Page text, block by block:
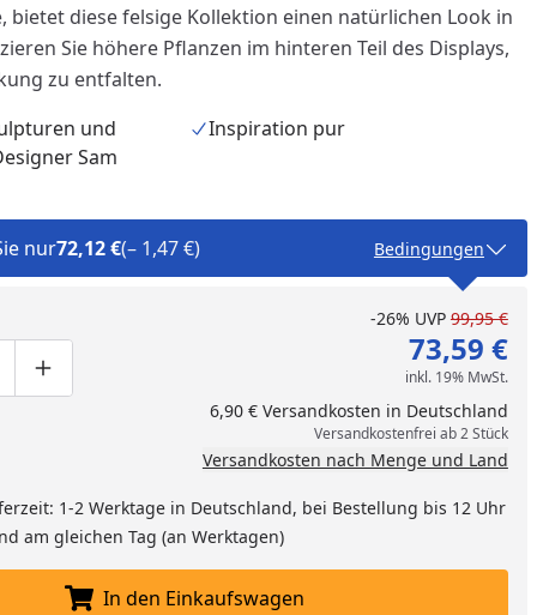
bietet diese felsige Kollektion einen natürlichen Look in
Sie höhere Pflanzen im hinteren Teil des Displays,
zu entfalten.
und
Sam
Inspiration pur
nur72,12 €(– 1,47 €) Bedingungen
um eins verringern
manuell eingeben
Produktmenge um eins erhöhen
-26% UVP 99,95 €
73,59 €
inkl. 19% MwSt.
6,90 € Versandkosten in Deutschland
Versandkostenfrei ab 2 Stück
Versandkosten nach Menge und Land
1-2 Werktage in Deutschland, bei Bestellung bis 12 Uhr
am gleichen Tag (an Werktagen)
In den Einkaufswagen